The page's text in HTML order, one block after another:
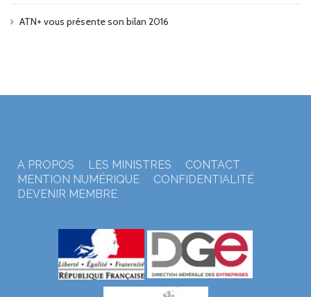
ATN+ vous présente son bilan 2016
A PROPOS LES MINISTRES
CONTACT
MENTION NUMÉRIQUE
CONFIDENTIALITÉ
DEVENIR MEMBRE